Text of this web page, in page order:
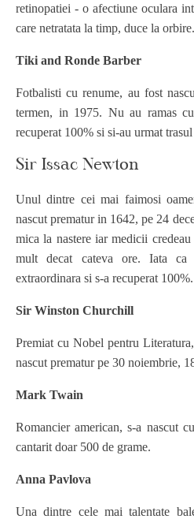
retinopatiei - o afectiune oculara
care netratata la timp, duce la orbire.
Tiki and Ronde Barber
Fotbalisti cu renume, au fost
termen, in 1975. Nu au ramas
recuperat 100% si si-au urmat
Sir Issac Newton
Unul dintre cei mai faimosi
nascut prematur in 1642, pe 24
mica la nastere iar medicii
mult decat cateva ore. Iata
extraordinara si s-a recuperat 100%.
Sir Winston Churchill
Premiat cu Nobel pentru
nascut prematur pe 30 noiembrie,
Mark Twain
Romancier american, s-a nascut
cantarit doar 500 de grame.
Anna Pavlova
Una dintre cele mai talentate